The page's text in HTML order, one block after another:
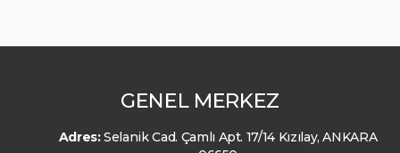
GENEL MERKEZ
Adres:Selanik Cad. Çamlı Apt. 17/14 Kızılay, ANKARA